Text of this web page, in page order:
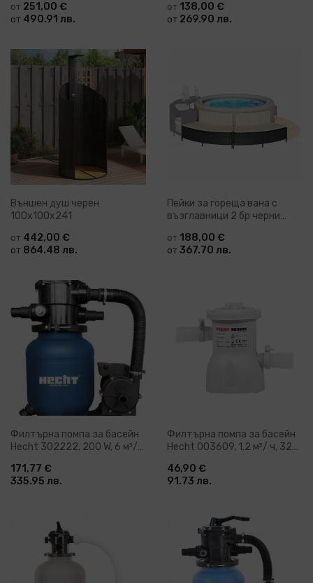
от 251,00 €
от 490.91 лв.
от 138,00 €
от 269.90 лв.
Външен душ черен
100x100x241
от 442,00 €
от 864.48 лв.
Пейки за гореща вана с
възглавници 2 бр черни
от 188,00 €
от 367.70 лв.
Филтърна помпа за басейн
Hecht 302222, 200 W, 6 м³/ч,
171,77 €
335.95 лв.
Филтърна помпа за басейн
Hecht 003609, 1.2 м³/ ч, 32
46,90 €
91.73 лв.